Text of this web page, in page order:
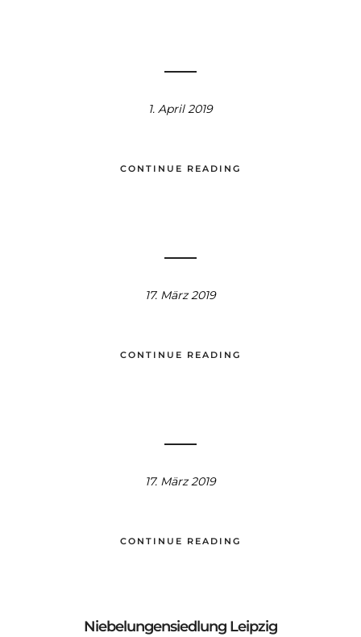
1. April 2019
CONTINUE READING
17. März 2019
CONTINUE READING
17. März 2019
CONTINUE READING
Niebelungensiedlung Leipzig